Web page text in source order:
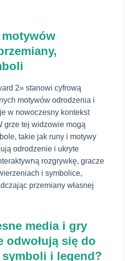
2» stanowi cyfrową
motywów odrodzenia i
w nowoczesny kontekst
grze tej widzowie mogą
takie jak runy i motywy
odrodzenie i ukryte
rozgrywkę, gracze
i symbolice,
przemiany własnej
media i gry
odwołują się do
i legend?